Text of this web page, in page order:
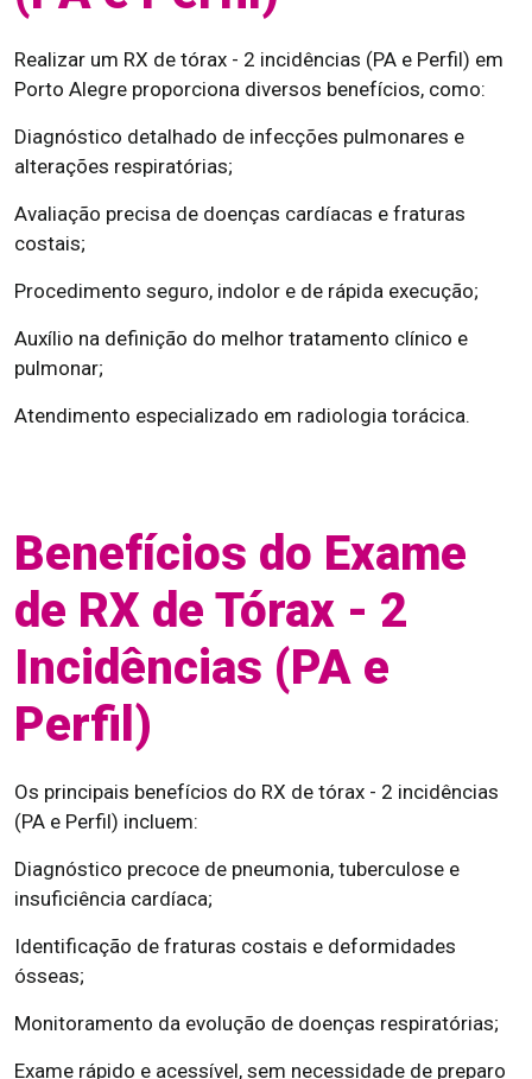
Realizar um RX de tórax - 2 incidências (PA e Perfil) em
Porto Alegre proporciona diversos benefícios, como:
Diagnóstico detalhado de infecções pulmonares e
alterações respiratórias;
Avaliação precisa de doenças cardíacas e fraturas
costais;
Procedimento seguro, indolor e de rápida execução;
Auxílio na definição do melhor tratamento clínico e
pulmonar;
Atendimento especializado em radiologia torácica.
Benefícios do Exame
de RX de Tórax - 2
Incidências (PA e
Perfil)
Os principais benefícios do RX de tórax - 2 incidências
(PA e Perfil) incluem:
Diagnóstico precoce de pneumonia, tuberculose e
insuficiência cardíaca;
Identificação de fraturas costais e deformidades
ósseas;
Monitoramento da evolução de doenças respiratórias;
Exame rápido e acessível, sem necessidade de preparo